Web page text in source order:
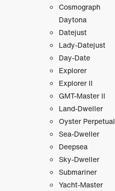
Cosmograph
Daytona
Datejust
Lady‑Datejust
Day‑Date
Explorer
Explorer II
GMT‑Master II
Land‑Dweller
Oyster Perpetual
Sea‑Dweller
Deepsea
Sky‑Dweller
Submariner
Yacht‑Master